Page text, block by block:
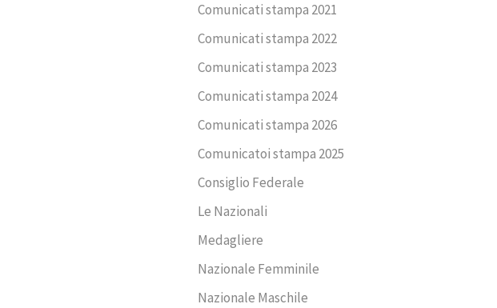
Comunicati stampa 2021
Comunicati stampa 2022
Comunicati stampa 2023
Comunicati stampa 2024
Comunicati stampa 2026
Comunicatoi stampa 2025
Consiglio Federale
Le Nazionali
Medagliere
Nazionale Femminile
Nazionale Maschile